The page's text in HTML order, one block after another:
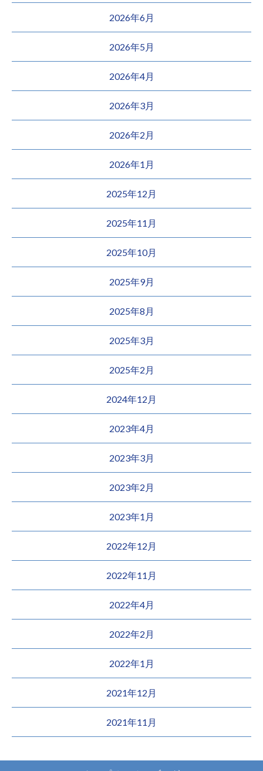
2026年6月
2026年5月
2026年4月
2026年3月
2026年2月
2026年1月
2025年12月
2025年11月
2025年10月
2025年9月
2025年8月
2025年3月
2025年2月
2024年12月
2023年4月
2023年3月
2023年2月
2023年1月
2022年12月
2022年11月
2022年4月
2022年2月
2022年1月
2021年12月
2021年11月